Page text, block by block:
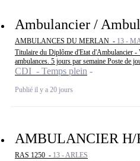
Ambulancier /
AMBULANCES DU MERLAN - 13 -
Titulaire du Diplôme d'Etat d'Ambulancier -
ambulances. 5 jours par semaine Poste de
CDI - Temps plein
Publié il y a 20 jours
AMBULANCIER H/
RAS 1250 - 13 - ARLES